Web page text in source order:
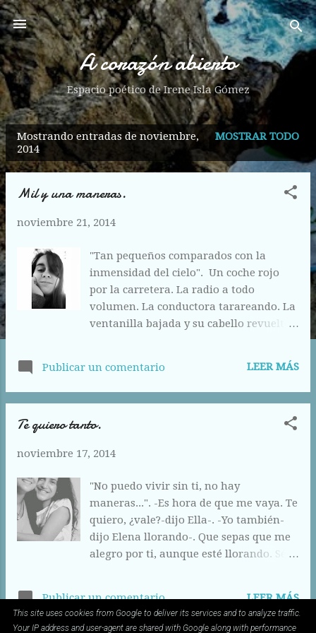
Ir al contenido principal
A corazón abierto
Espacio poético de Irene Isla Gómez
n
Mostrando entradas de noviembre,
2014
MOSTRAR TODO
Mil y una maneras.
noviembre 21, 2014
"Tan pequeños comparados con la
inmensidad del cielo". Un coche rojo
por la carretera. La radio a todo
volumen. La conductora tarareando. La
ventanilla bajada y su cabello revuelto.
Ninguna. "Las cosas nunca pasan como
uno quiere"-pensó ella-. Podría dar la
vuelta y volver. Vivía en la rutina y
tendía del hilo de su esperanza.
casa, un trabajo para pagar las facturas.
era modesta con sus gastos y de vez en
cuando, dedicaba detalles a sus seres
queridos. Tenía compañeros de trabajo.
Unos padres orgullosos de ella. Ella se
repetía a sí misma que tenía todo lo que
aquello no le hacía sentirse bien. Ella no
se sentía mejor. Ella añoraba su propia
intimidad. Ella quería volver a
Publicar un comentario LEER MÁS
Te quiero tanto.
noviembre 17, 2014
"No puedo vivir sin ti, no hay
maneras...". -Es hora de que me vaya. Te
quiero, ¿vale?-dijo Ella-. -Yo también-
dijo Elena llorando-. Que sepas que me
alegro por ti, aunque esté llorando. Sé
serlo, pero seré un poco menos feliz por
viaje!-dijo Elena mientras movía el
Publicar un comentario LEER MÁS
This site uses cookies from Google to deliver its services and to analyze traffic.
Your IP address and user-agent are shared with Google along with performance